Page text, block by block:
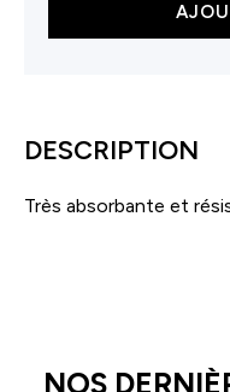
DESCRIPTION
Très absorbante et
NOS